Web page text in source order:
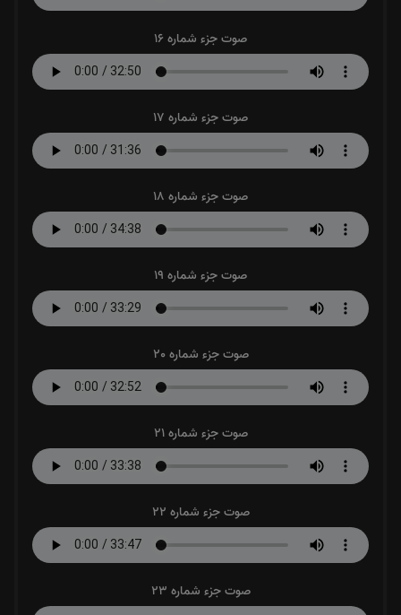
صوت جزء شماره 16
صوت جزء شماره 17
صوت جزء شماره 18
صوت جزء شماره 19
صوت جزء شماره 20
صوت جزء شماره 21
صوت جزء شماره 22
صوت جزء شماره 23